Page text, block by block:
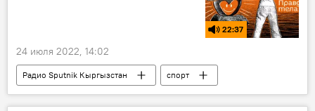
22:37
24 июля 2022, 14:02
Радио Sputnik Кыргызстан
спорт
упражнения
польза
вред